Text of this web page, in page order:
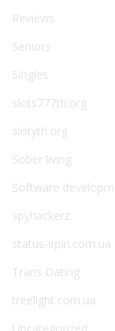
Reviews
Seniors
Singles
slots777th.org
slotyth.org
Sober living
Software
spyhackerz
status-irpin.com.ua
Trans Dating
treelight.com.ua